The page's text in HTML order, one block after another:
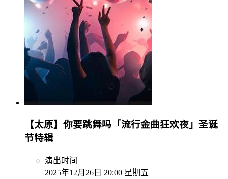
【太原】你要跳舞吗「流行金曲狂欢夜」圣诞
节特辑
演出时间
2025年12月26日 20:00 星期五